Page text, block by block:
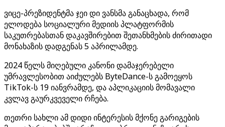
ვიცე-პრეზიდენტმა ჯეი დი ვანსმა განაცხადა, რომ
ელოდება სოციალური მედიის პლატფორმის
საკუთრებასთან დაკავშირებით შეთანხმების ძირითადი
მონახაზის დადგენას 5 აპრილამდე.
2024 წელს მიღებული კანონი დამაჯერებელი
უმრავლესობით აიძულებს ByteDance-ს გამოეყოს
TikTok-ს 19 იანვრამდე, და აპლიკაციის მომავალი
კვლავ გაურკვეველი რჩება.
თეთრი სახლი ამ დიდი ინტერესის მქონე გარიგების